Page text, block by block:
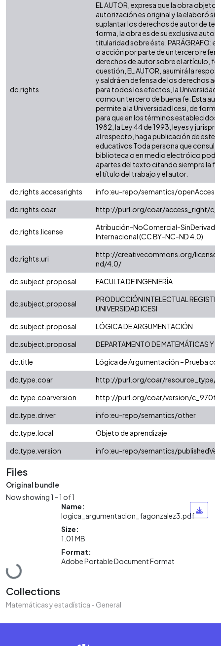
dc.rights
EL AUTOR, expresa que la obra objeto
autorización es original y la elaboró
suplantar los derechos de autor de
forma, la obra es de su exclusiva
titularidad sobre éste. PARÁGRAFO:
o acción por parte de un tercero
derechos de autor sobre el artículo,
cuestión, EL AUTOR, asumirá la
y saldrá en defensa de los derechos
para todos los efectos, la Universidad
como un tercero de buena fe. Esta
permite a la Universidad Icesi, de
para que en los términos establecidos
1982, la Ley 44 de 1993, leyes y
al respecto, haga publicación de este
educativos Toda persona que consulte
biblioteca o en medio electróico
apartes del texto citando siempre la
el título del trabajo y el autor.
dc.rights.accessrights
info:eu-repo/semantics/openAccess
dc.rights.coar
http://purl.org/coar/access_right/
dc.rights.license
Atribución-NoComercial-
Internacional (CC BY-NC-ND 4.0)
dc.rights.uri
http://creativecommons.org/
nd/4.0/
dc.subject.proposal
FACULTA DE INGENIERÍA
dc.subject.proposal
PRODUCCIÓN INTELECTUAL
UNIVERSIDAD ICESI
dc.subject.proposal
LÓGICA DE ARGUMENTACIÓN
dc.subject.proposal
DEPARTAMENTO DE MATEMÁTICAS Y
dc.title
Lógica de Argumentación – Prueba
dc.type.coar
http://purl.org/coar/resource_type/
dc.type.coarversion
http://purl.org/coar/version/
dc.type.driver
info:eu-repo/semantics/other
dc.type.local
Objeto de aprendizaje
dc.type.version
info:eu-repo/semantics/
Files
Original bundle
Now showing1 - 1 of 1
Loading...
Name:
logica_argumentacion_fagonzalez3.pdf
Size:
1.01 MB
Format:
Adobe Portable Document Format
Collections
Matemáticas y estadística - General